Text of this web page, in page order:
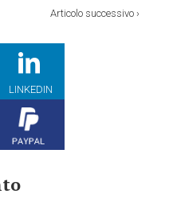
Articolo successivo›
LINKEDIN